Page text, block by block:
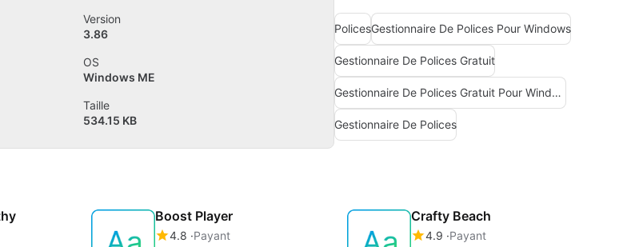
Version
3.86
OS
Windows ME
Taille
534.15 KB
PolicesGestionnaire De Polices Pour Windows
Gestionnaire De Polices Gratuit
Gestionnaire De Polices Gratuit Pour Windows
Gestionnaire De Polices
Boost Player
4.8 Payant
Crafty Beach
4.9 Payant